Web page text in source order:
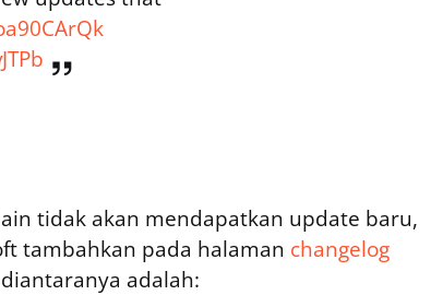
tidak akan mendapatkan update baru,
tambahkan pada halaman changelog
adalah: